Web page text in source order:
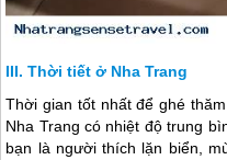
Thời tiết ở Nha Trang
Thời gian tốt nhất để ghé
Nha Trang có nhiệt độ trung
bạn là người thích lặn biển,